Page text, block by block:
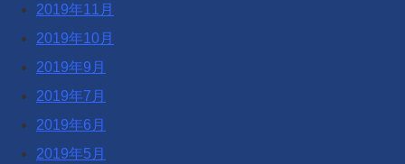
2019年11月
2019年10月
2019年9月
2019年7月
2019年6月
2019年5月